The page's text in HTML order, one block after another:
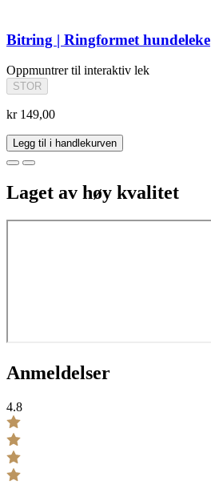
Bitring | Ringformet hundeleke
Oppmuntrer til interaktiv lek
STOR
kr 149,00
Legg til i handlekurven
Laget av høy kvalitet
Anmeldelser
4.8